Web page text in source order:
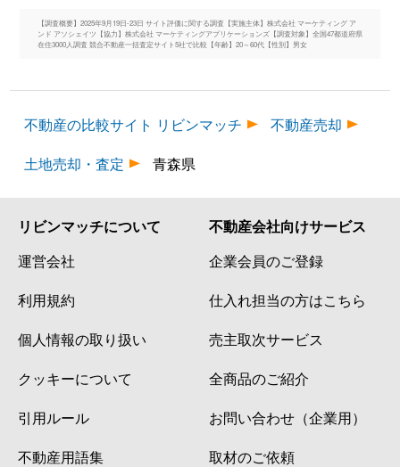
【調査概要】2025年9月19日-23日 サイト評価に関する調査【実施主体】株式会社 マーケティング ア
ンド アソシェイツ【協力】株式会社 マーケティングアプリケーションズ【調査対象】全国47都道府県
在住3000人調査 競合不動産一括査定サイト5社で比較【年齢】20～60代【性別】男女
不動産の比較サイト リビンマッチ
不動産売却
土地売却・査定
青森県
リビンマッチについて
運営会社
利用規約
個人情報の取り扱い
クッキーについて
引用ルール
不動産用語集
不動産会社向けサービス
企業会員のご登録
仕入れ担当の方はこちら
売主取次サービス
全商品のご紹介
お問い合わせ（企業用）
取材のご依頼